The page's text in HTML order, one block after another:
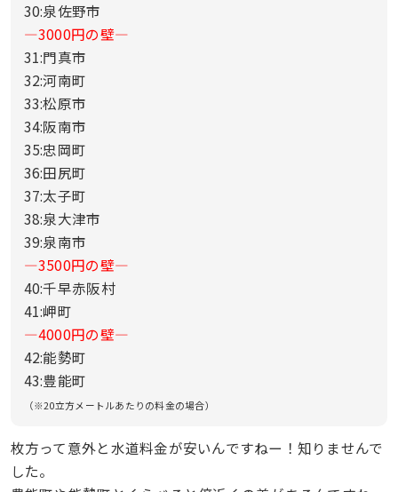
30:泉佐野市
—3000円の壁—
31:門真市
32:河南町
33:松原市
34:阪南市
35:忠岡町
36:田尻町
37:太子町
38:泉大津市
39:泉南市
—3500円の壁—
40:千早赤阪村
41:岬町
—4000円の壁—
42:能勢町
43:豊能町
（※20立方メートルあたりの料金の場合）
枚方って意外と水道料金が安いんですねー！知りませんで
した。